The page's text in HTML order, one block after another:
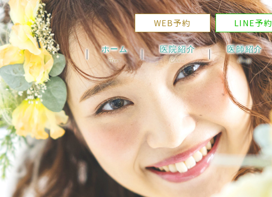
WEB予約 LINE予約
ホーム
Home
医院紹介
Clinic
医師紹介
Staff